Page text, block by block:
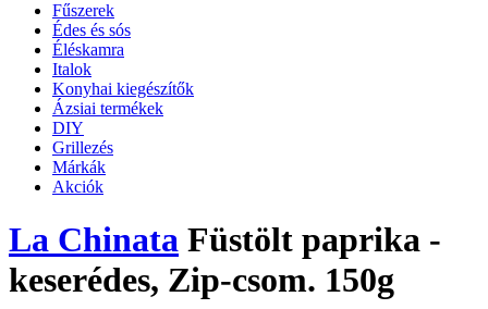
Fűszerek
Édes és sós
Éléskamra
Italok
Konyhai kiegészítők
Ázsiai termékek
DIY
Grillezés
Márkák
Akciók
La Chinata Füstölt paprika -
keserédes, Zip-csom. 150g